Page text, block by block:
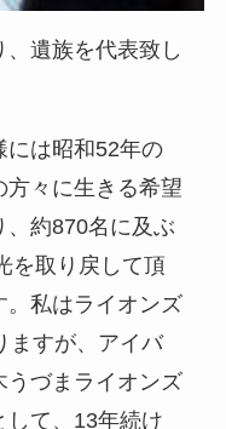
遺族を代表致し
には昭和52年の
々に生きる希望
、約870名に及ぶ
を取り戻して頂
。私はライオンズ
ますが、アイバ
うづまライオンズ
して、13年続け